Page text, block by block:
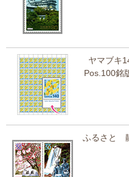
ヤマブキ
Pos.100銘
ふるさと